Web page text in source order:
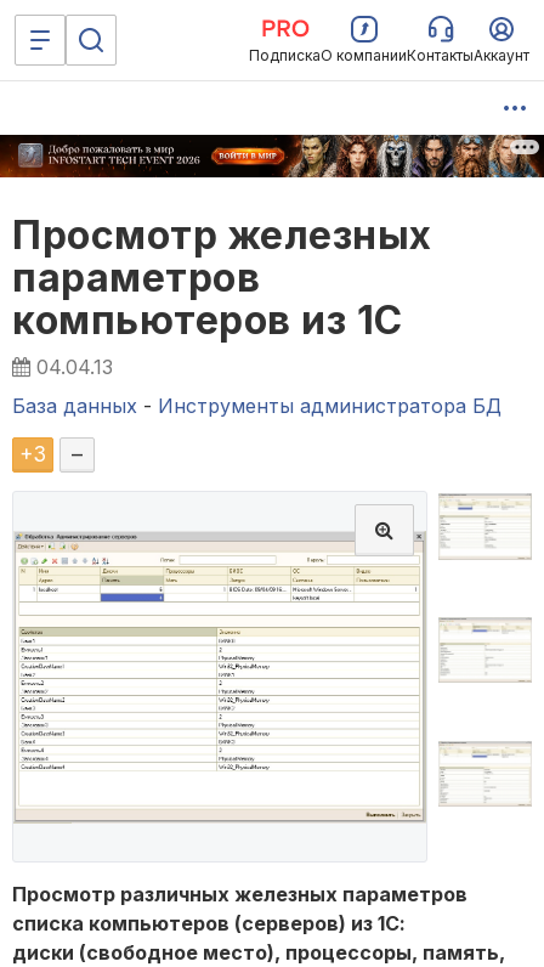
ПодпискаО компанииКонтактыАккаунт
Просмотр железных
параметров
компьютеров из 1С
04.04.13
База данных - Инструменты администратора БД
+3 –
Просмотр различных железных параметров
списка компьютеров (серверов) из 1С:
диски (свободное место), процессоры, память,